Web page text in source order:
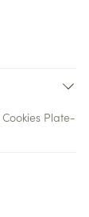
Cookies Plate-